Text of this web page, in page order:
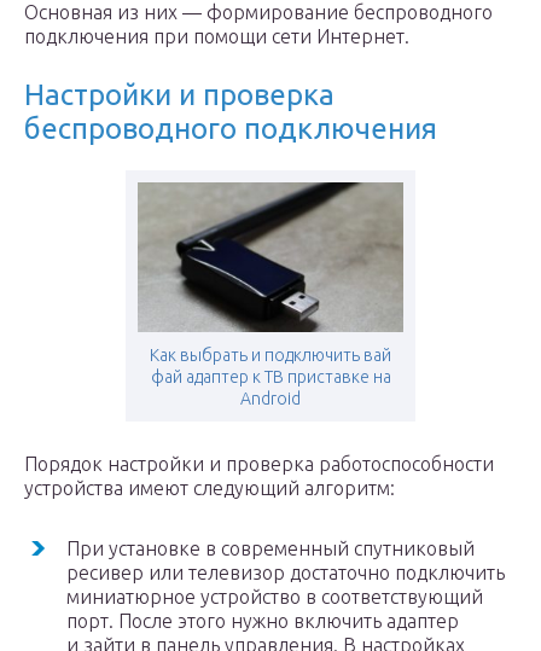
Основная из них — формирование беспроводного
подключения при помощи сети Интернет.
Настройки и проверка
беспроводного подключения
Как выбрать и подключить вай
фай адаптер к ТВ приставке на
Android
Порядок настройки и проверка работоспособности
устройства имеют следующий алгоритм:
При установке в современный спутниковый
ресивер или телевизор достаточно подключить
миниатюрное устройство в соответствующий
порт. После этого нужно включить адаптер
и зайти в панель управления. В настройках